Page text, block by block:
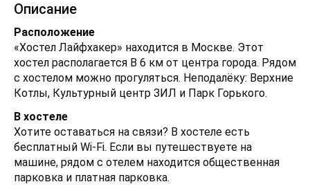
Описание
Расположение
«Хостел Лайфхакер» находится в Москве. Этот
хостел располагается В 6 км от центра города. Рядом
с хостелом можно прогуляться. Неподалёку: Верхние
Котлы, Культурный центр ЗИЛ и Парк Горького.
В хостеле
Хотите оставаться на связи? В хостеле есть
бесплатный Wi-Fi. Если вы путешествуете на
машине, рядом с отелем находится общественная
парковка и платная парковка.